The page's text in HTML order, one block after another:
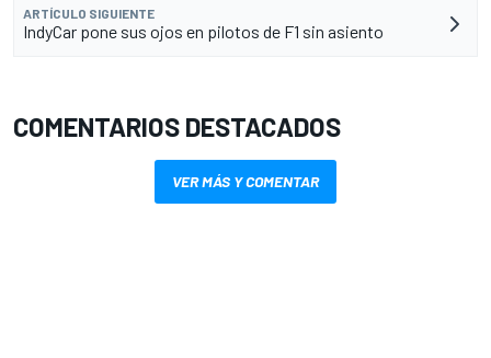
ARTÍCULO SIGUIENTE
IndyCar pone sus ojos en pilotos de F1 sin asiento
COMENTARIOS DESTACADOS
VER MÁS Y COMENTAR